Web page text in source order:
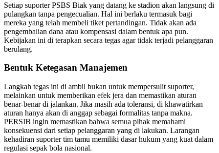
Setiap suporter PSBS Biak yang datang ke stadion akan langsung di
pulangkan tanpa pengecualian. Hal ini berlaku termasuk bagi
mereka yang telah membeli tiket pertandingan. Tidak akan ada
pengembalian dana atau kompensasi dalam bentuk apa pun.
Kebijakan ini di terapkan secara tegas agar tidak terjadi pelanggaran
berulang.
Bentuk Ketegasan Manajemen
Langkah tegas ini di ambil bukan untuk mempersulit suporter,
melainkan untuk memberikan efek jera dan memastikan aturan
benar-benar di jalankan. Jika masih ada toleransi, di khawatirkan
aturan hanya akan di anggap sebagai formalitas tanpa makna.
PERSIB ingin memastikan bahwa semua pihak memahami
konsekuensi dari setiap pelanggaran yang di lakukan. Larangan
kehadiran suporter tim tamu memiliki dasar hukum yang kuat dalam
regulasi sepak bola nasional.